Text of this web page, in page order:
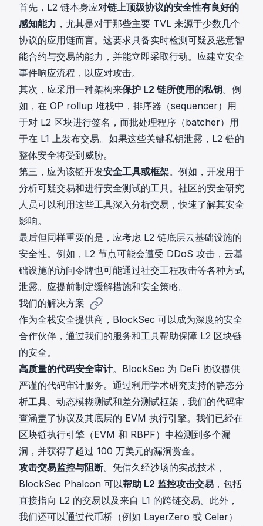
首先，L2 链本身应对链上顶级协议的安全性有良好的
感知能力 ，尤其是对于那些主要 TVL 来源于少数几个
协议的应用链而言。这要求具备实时检测可疑及恶意智
能合约与交易的能力，并能立即采取行动。应建立安全
事件响应流程，以应对攻击。
其次，应采用一种架构来保护 L2 链所使用的私钥。例
如，在 OP rollup 堆栈中，排序器（sequencer）用
于对 L2 区块进行签名，而批处理程序（batcher）用
于在 L1 上发布交易。如果这些关键私钥泄露，L2 链的
整体安全将受到威胁。
第三，应为该链开发安全工具或框架。例如，开发用于
分析可疑交易和进行安全测试的工具。社区的安全研究
人员可以利用这些工具深入分析交易，快速了解其安全
影响。
最后但同样重要的是，应考虑 L2 链底层云基础设施的
安全性。例如，L2 节点可能会遭受 DDoS 攻击，云基
础设施的访问令牌也可能通过社交工程攻击等各种方式
泄露。应提前制定缓解措施和安全策略。
我们的解决方案
作为全栈安全提供商，BlockSec 可以成为深度的安全
合作伙伴，通过我们的服务和工具帮助保障 L2 区块链
的安全。
高质量的代码安全审计。BlockSec 为 DeFi 协议提供
严谨的代码审计服务。通过利用学术研究支持的静态分
析工具、动态模糊测试和差分测试框架，我们的代码审
查涵盖了协议及其底层的 EVM 执行引擎。我们已经在
区块链执行引擎（EVM 和 RBPF）中检测到多个漏
洞，并获得了超过 100 万美元的漏洞赏金。
攻击交易监控与阻断。凭借久经沙场的实战技术，
BlockSec Phalcon 可以帮助 L2 监控攻击交易 ，包括
直接指向 L2 的交易以及来自 L1 的跨链交易。此外，
我们还可以通过代币桥（例如 LayerZero 或 Celer）